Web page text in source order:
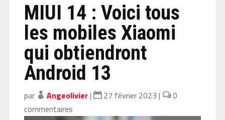
MIUI 14 : Voici tous
les mobiles Xiaomi
qui obtiendront
Android 13
par Angeolivier| 27 février 2023 |
0
commentaires